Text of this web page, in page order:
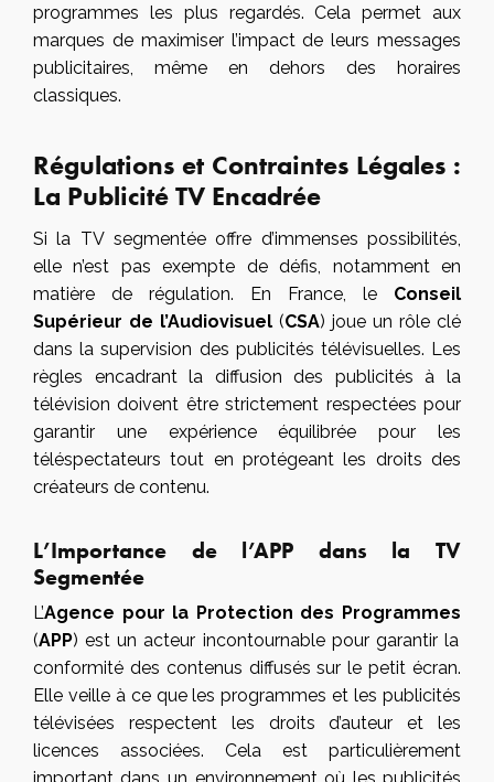
programmes les plus regardés. Cela permet aux
marques de maximiser l’impact de leurs messages
publicitaires, même en dehors des horaires
classiques.
Régulations et Contraintes Légales :
La Publicité TV Encadrée
Si la TV segmentée offre d’immenses possibilités,
elle n’est pas exempte de défis, notamment en
matière de régulation. En France, le Conseil
Supérieur de l’Audiovisuel (CSA) joue un rôle clé
dans la supervision des publicités télévisuelles. Les
règles encadrant la diffusion des publicités à la
télévision doivent être strictement respectées pour
garantir une expérience équilibrée pour les
téléspectateurs tout en protégeant les droits des
créateurs de contenu.
L’Importance de l’APP dans la TV
Segmentée
L’Agence pour la Protection des Programmes
(APP) est un acteur incontournable pour garantir la
conformité des contenus diffusés sur le petit écran.
Elle veille à ce que les programmes et les publicités
télévisées respectent les droits d’auteur et les
licences associées. Cela est particulièrement